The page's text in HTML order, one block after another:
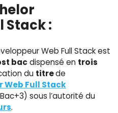
Stack :
Web Full Stack est
bac dispensé en trois
du titrede
Web Full Stack
sous l’autorité du
.